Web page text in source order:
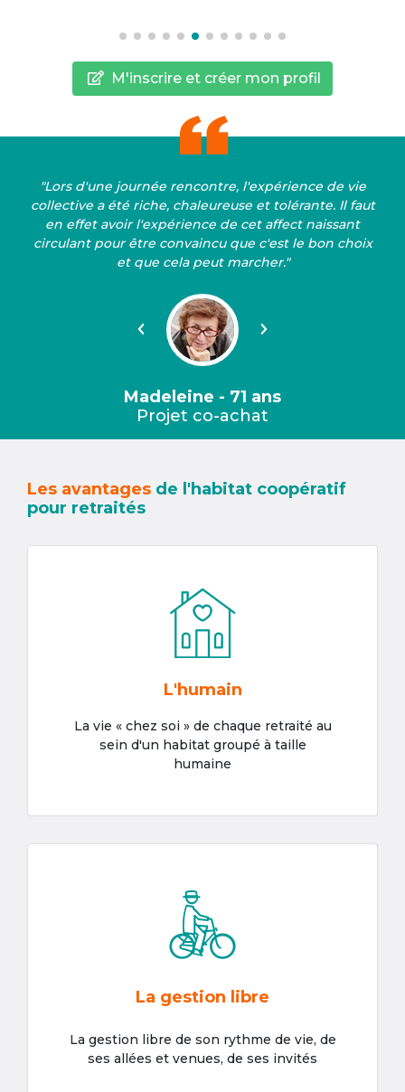
M'inscrire et créer mon profil
"Lors d'une journée rencontre, l'expérience de vie
collective a été riche, chaleureuse et tolérante. Il faut
en effet avoir l'expérience de cet affect naissant
circulant pour être convaincu que c'est le bon choix
et que cela peut marcher."
Précédent Suivant
Madeleine - 71 ans
Projet co-achat
Les avantages de l'habitat coopératif
pour retraités
L'humain
La vie « chez soi » de chaque retraité au
sein d'un habitat groupé à taille
humaine
La gestion libre
La gestion libre de son rythme de vie, de
ses allées et venues, de ses invités